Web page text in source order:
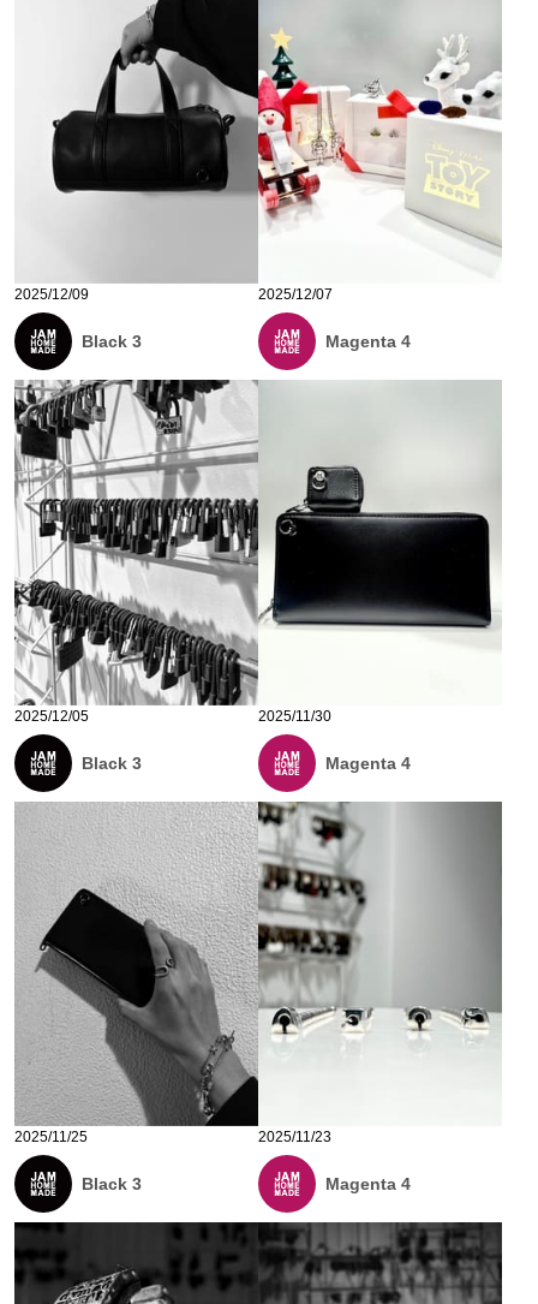
2025/12/09
Black 3
2025/12/07
Magenta 4
2025/12/05
Black 3
2025/11/30
Magenta 4
2025/11/25
Black 3
2025/11/23
Magenta 4